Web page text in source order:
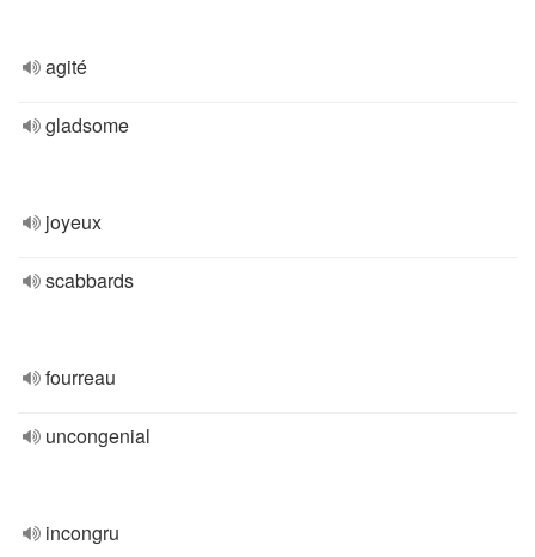
agité
gladsome
joyeux
scabbards
fourreau
uncongenial
incongru